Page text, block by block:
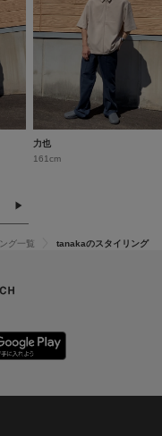
力也
161cm
グ一覧 tanakaのスタイリング